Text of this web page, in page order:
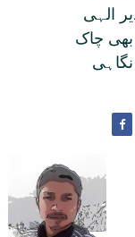
الہی
بھی چاک